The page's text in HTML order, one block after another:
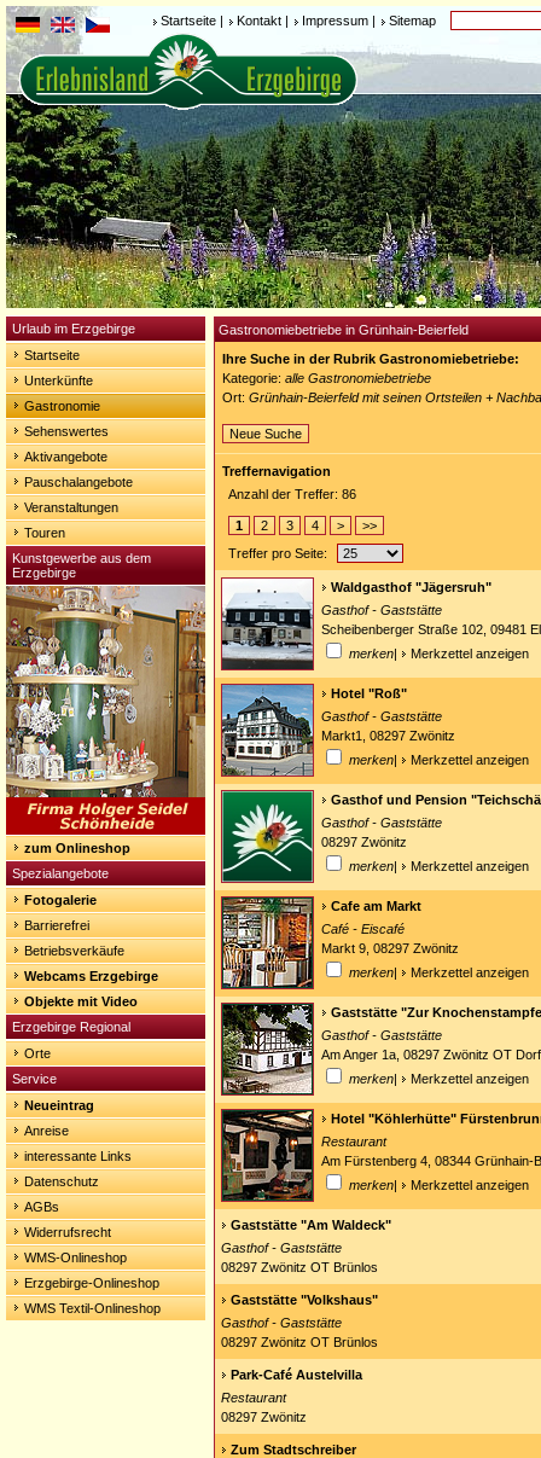
Startseite | Kontakt | Impressum | Sitemap
Urlaub im Erzgebirge
Startseite
Unterkünfte
Gastronomie
Sehenswertes
Aktivangebote
Pauschalangebote
Veranstaltungen
Touren
Kunstgewerbe aus dem
Erzgebirge
zum Onlineshop
Spezialangebote
Fotogalerie
Barrierefrei
Betriebsverkäufe
Webcams Erzgebirge
Objekte mit Video
Erzgebirge Regional
Orte
Service
Neueintrag
Anreise
interessante Links
Datenschutz
AGBs
Widerrufsrecht
WMS-Onlineshop
Erzgebirge-Onlineshop
WMS Textil-Onlineshop
Gastronomiebetriebe in Grünhain-Beierfeld
Ihre Suche in der Rubrik Gastronomiebetriebe:
Kategorie: alle Gastronomiebetriebe
Ort: Grünhain-Beierfeld mit seinen Ortsteilen +
Neue Suche
Treffernavigation
Anzahl der Treffer: 86
1 2 3 4 >
>>
Treffer pro Seite:
Waldgasthof "Jägersruh"
Gasthof - Gaststätte
Scheibenberger Straße 102, 09481
merken| Merkzettel anzeigen
Hotel "Roß"
Gasthof - Gaststätte
Markt1, 08297 Zwönitz
merken| Merkzettel anzeigen
Gasthof und Pension
Gasthof - Gaststätte
08297 Zwönitz
merken| Merkzettel anzeigen
Cafe am Markt
Café - Eiscafé
Markt 9, 08297 Zwönitz
merken| Merkzettel anzeigen
Gaststätte "Zur
Gasthof - Gaststätte
Am Anger 1a, 08297 Zwönitz OT
merken| Merkzettel anzeigen
Hotel "Köhlerhütte"
Restaurant
Am Fürstenberg 4, 08344 Grünhain-
merken| Merkzettel anzeigen
Gaststätte "Am Waldeck"
Gasthof - Gaststätte
08297 Zwönitz OT Brünlos
Gaststätte "Volkshaus"
Gasthof - Gaststätte
08297 Zwönitz OT Brünlos
Park-Café Austelvilla
Restaurant
08297 Zwönitz
Zum Stadtschreiber